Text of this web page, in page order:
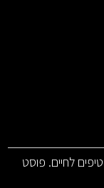
לחיים. פוסט